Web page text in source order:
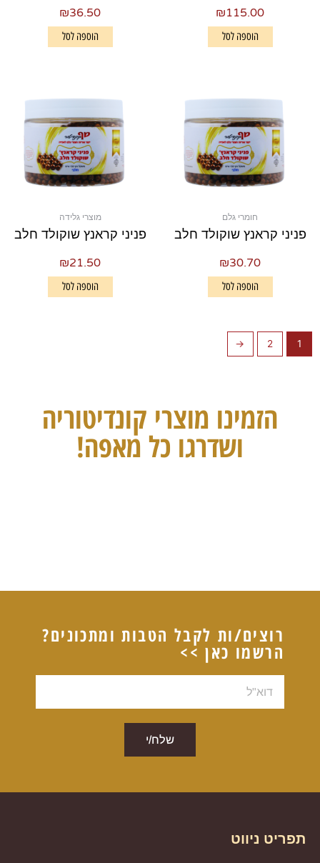
₪115.00
הוספה לסל
₪36.50
הוספה לסל
חומרי גלם
פניני קראנץ שוקולד חלב
₪30.70
הוספה לסל
מוצרי גלידה
פניני קראנץ שוקולד חלב
₪21.50
הוספה לסל
1
2
←
הזמינו מוצרי קונדיטוריה
ושדרגו כל מאפה!
רוצים/ות לקבל הטבות ומתכונים?
הרשמו כאן >>
שלח/י
תפריט ניווט